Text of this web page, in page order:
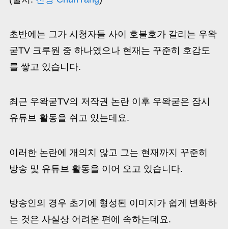
초반에는 그가 시청자들 사이 호불호가 갈리는 우왁
굳TV 크루원 중 하나였으나 현재는 꾸준히 호감도
를 쌓고 있습니다.
최근 우왁굳TV의 저작권 논란 이후 우왁굳은 잠시
유튜브 활동을 쉬고 있는데요.
이러한 논란에 개의치 않고 그는 현재까지 꾸준히
방송 및 유튜브 활동을 이어 오고 있습니다.
방송인의 경우 초기에 형성된 이미지가 쉽게 변화하
는 것은 사실상 어려운 편에 속하는데요.